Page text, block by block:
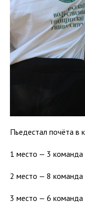
Пьедестал почёта в
1 место — 3 команда
2 место — 8 команда
3 место — 6 команда